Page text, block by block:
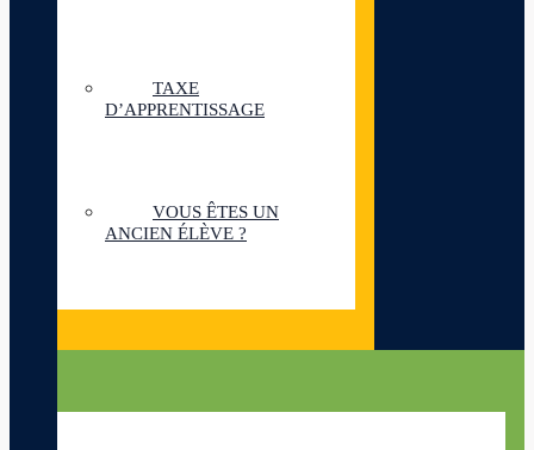
TAXE
D’APPRENTISSAGE
VOUS ÊTES UN
ANCIEN ÉLÈVE ?